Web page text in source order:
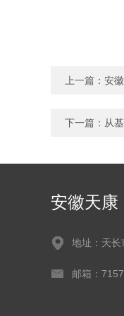
上一篇： 安
下一篇： 从
安徽天康
地址：天
邮箱：